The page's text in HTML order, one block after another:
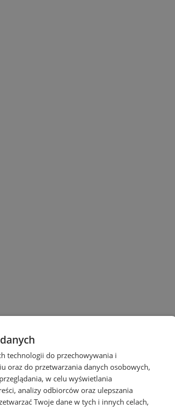
technologii do przechowywania i
oraz do przetwarzania danych osobowych,
w celu wyświetlania
analizy odbiorców oraz ulepszania
Twoje dane w tych i innych celach,